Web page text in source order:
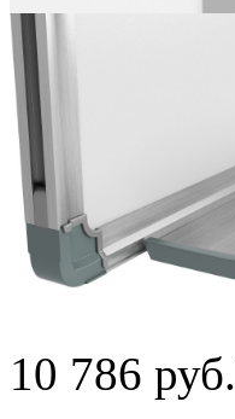
10 786 руб.